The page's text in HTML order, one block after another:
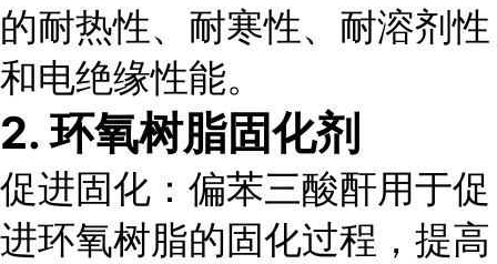
的耐热性、耐寒性、耐溶剂性
和电绝缘性能。
2. 环氧树脂固化剂
促进固化 ：偏苯三酸酐用于促
进环氧树脂的固化过程，提高